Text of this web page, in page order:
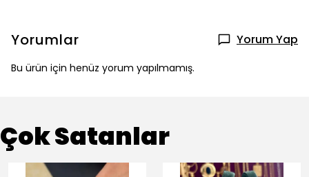
Yorumlar Yorum Yap
Bu ürün için henüz yorum yapılmamış.
Çok Satanlar